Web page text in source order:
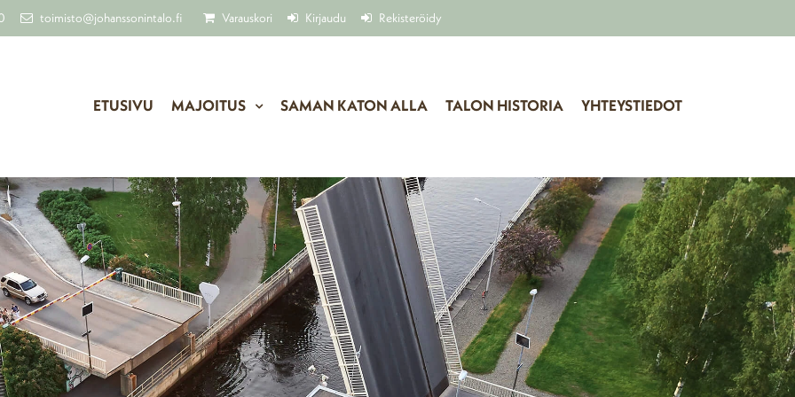
toimisto@johanssonintalo.fi Varauskori Kirjaudu Rekisteröidy
ETUSIVU MAJOITUS SAMAN KATON ALLA TALON HISTORIA YHTEYSTIEDOT